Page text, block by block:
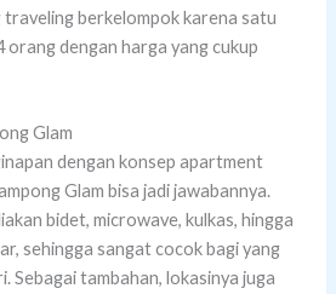
traveling berkelompok karena satu
orang dengan harga yang cukup
Glam
dengan konsep apartment
Glam bisa jadi jawabannya.
bidet, microwave, kulkas, hingga
sehingga sangat cocok bagi yang
Sebagai tambahan, lokasinya juga